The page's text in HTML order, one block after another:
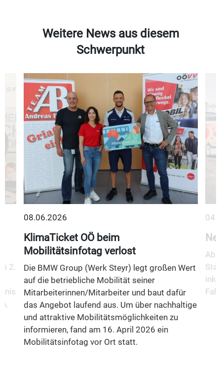
Weitere News aus diesem
Schwerpunkt
2.
08.06.2026
KlimaTicket OÖ beim
Mobilitätsinfotag verlost
Die BMW Group (Werk Steyr) legt großen Wert
auf die betriebliche Mobilität seiner
Mitarbeiterinnen/Mitarbeiter und baut dafür
das Angebot laufend aus. Um über nachhaltige
und attraktive Mobilitätsmöglichkeiten zu
informieren, fand am 16. April 2026 ein
Mobilitätsinfotag vor Ort statt.
Ab